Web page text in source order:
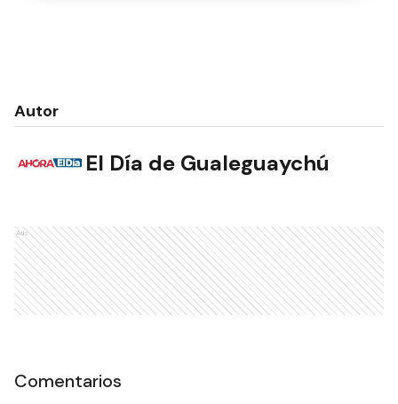
Autor
El Día de Gualeguaychú
Ads
Comentarios